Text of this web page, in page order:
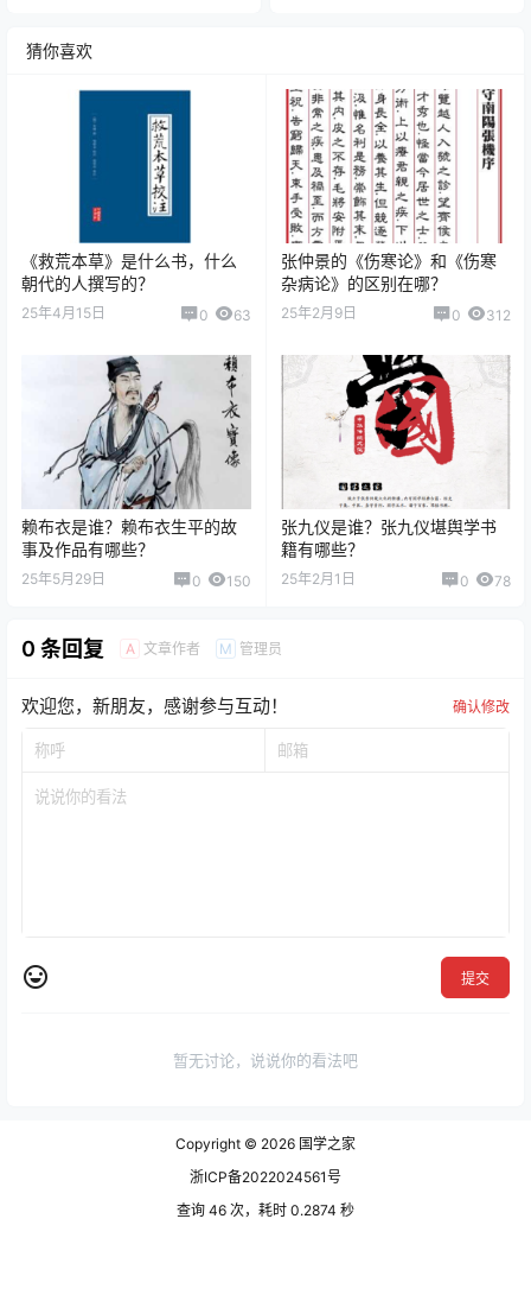
猜你喜欢
《救荒本草》是什么书，什么
朝代的人撰写的？
25年4月15日 0 63
张仲景的《伤寒论》和《伤寒
杂病论》的区别在哪？
25年2月9日 0 312
赖布衣是谁？赖布衣生平的故
事及作品有哪些？
25年5月29日 0 150
张九仪是谁？张九仪堪舆学书
籍有哪些？
25年2月1日 0 78
0 条回复 A 文章作者 M 管理员
欢迎您，新朋友，感谢参与互动！ 确认修改
提交
暂无讨论，说说你的看法吧
Copyright © 2026 国学之家
浙ICP备2022024561号
查询 46 次，耗时 0.2874 秒